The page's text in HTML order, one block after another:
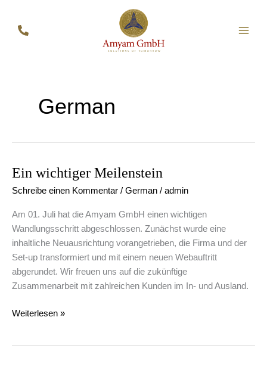
springen
German
Ein wichtiger Meilenstein
Schreibe einen Kommentar / German / admin
Am 01. Juli hat die Amyam GmbH einen wichtigen
Wandlungsschritt abgeschlossen. Zunächst wurde eine
inhaltliche Neuausrichtung vorangetrieben, die Firma und der
Set-up transformiert und mit einem neuen Webauftritt
abgerundet. Wir freuen uns auf die zukünftige
Zusammenarbeit mit zahlreichen Kunden im In- und Ausland.
Ein
wichtiger
Weiterlesen »